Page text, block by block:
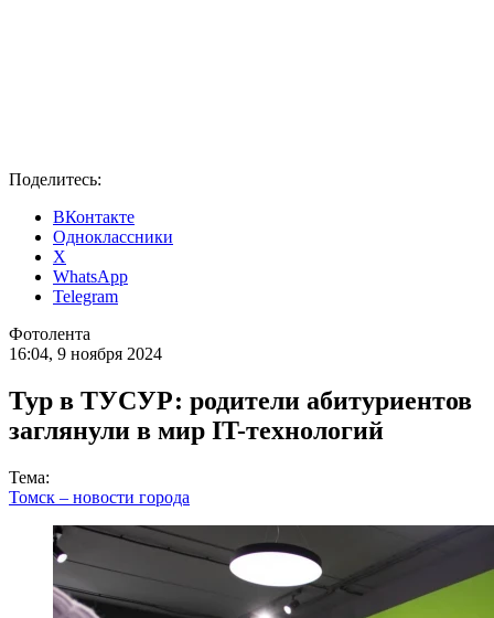
Поделитесь:
ВКонтакте
Одноклассники
X
WhatsApp
Telegram
Фотолента
16:04, 9 ноября 2024
Тур в ТУСУР: родители абитуриентов
заглянули в мир IT-технологий
Тема:
Томск – новости города